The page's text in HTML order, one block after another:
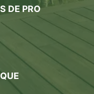
DE PRO